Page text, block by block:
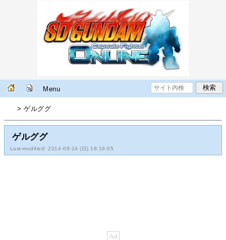
Menu
> ゲルググ
ゲルググ
Last-modified: 2014-08-24 (日) 18:19:05